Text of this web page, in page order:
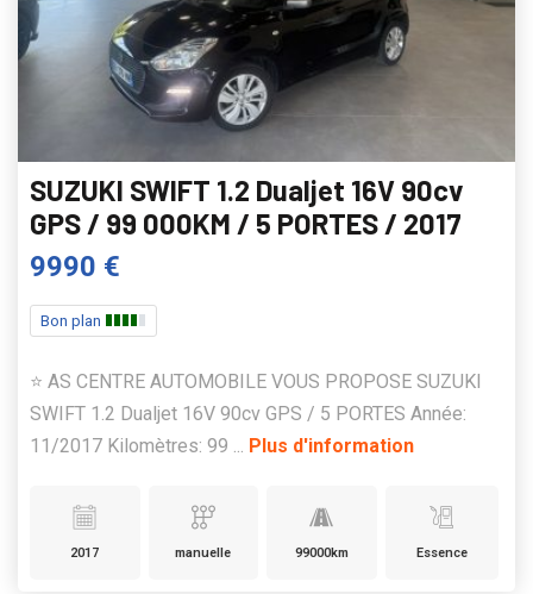
SUZUKI SWIFT 1.2 Dualjet 16V 90cv
GPS / 99 000KM / 5 PORTES / 2017
9990 €
Bon plan
⭐️ AS CENTRE AUTOMOBILE VOUS PROPOSE SUZUKI
SWIFT 1.2 Dualjet 16V 90cv GPS / 5 PORTES Année:
11/2017 Kilomètres: 99 ... Plus d'information
2017 manuelle 99000km Essence